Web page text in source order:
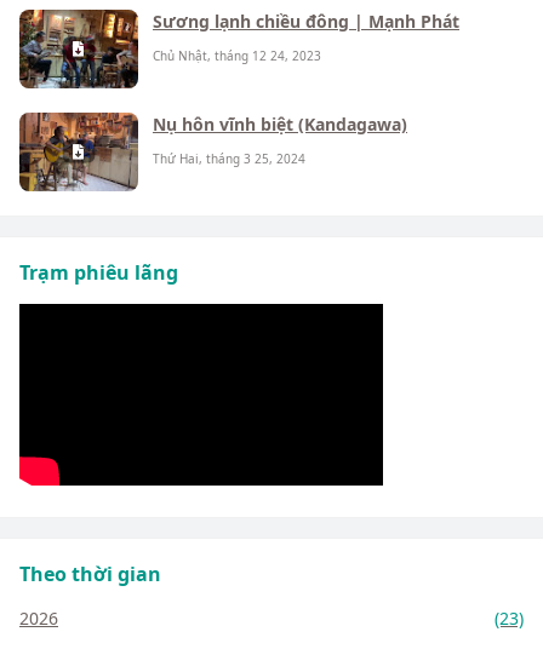
Sương lạnh chiều đông | Mạnh Phát
Chủ Nhật, tháng 12 24, 2023
Nụ hôn vĩnh biệt (Kandagawa)
Thứ Hai, tháng 3 25, 2024
Trạm phiêu lãng
Theo thời gian
2026
(23)